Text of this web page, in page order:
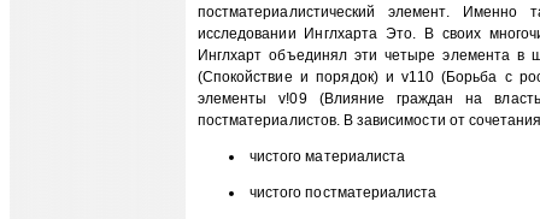
постматериалистический элемент.
исследовании Инглхарта Это. В своих
Инглхарт объединял эти четыре элемента
(Спокойствие и порядок) и v110 (Борьба с
элементы v!09 (Влияние граждан на
постматериалистов. В зависимости от
чистого материалиста
чистого постматериалиста